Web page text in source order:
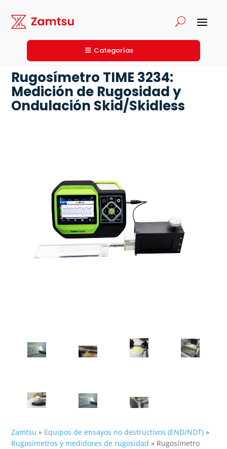
Categorías
Zamtsu » Equipos de ensayos no destructivos (END/NDT) »
Rugosímetros y medidores de rugosidad » Rugosímetro
Rugosímetro TIME 3234:
Medición de Rugosidad y
Ondulación Skid/Skidless